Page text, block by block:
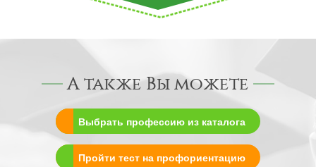
А также Вы можете
Выбрать профессию из каталога
Пройти тест на профориентацию